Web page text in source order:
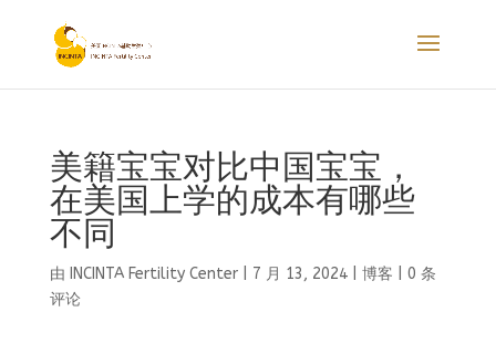
美籍宝宝对比中国宝宝，
在美国上学的成本有哪些
不同
由 INCINTA Fertility Center| 7 月 13, 2024| 博客
0 条
评论